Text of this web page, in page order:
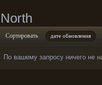
Сортировать дате обновления
По вашему запросу ничего не